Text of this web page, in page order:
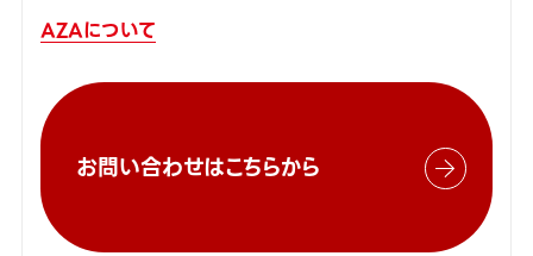
AZAについて
お問い合わせはこちらから